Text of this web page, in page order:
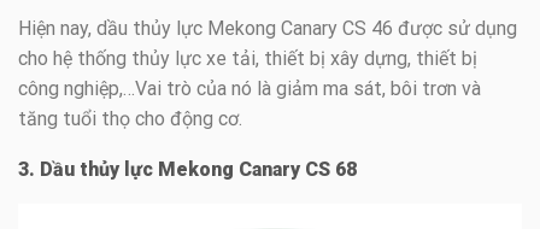
Hiện nay, dầu thủy lực Mekong Canary CS 46 được sử dụng
cho hệ thống thủy lực xe tải, thiết bị xây dựng, thiết bị
công nghiệp,…Vai trò của nó là giảm ma sát, bôi trơn và
tăng tuổi thọ cho động cơ.
3. Dầu thủy lực Mekong Canary CS 68